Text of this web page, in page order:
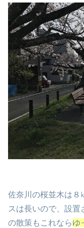
佐奈川の桜並木は８
スは長いので、設
の散策もこれならゆ